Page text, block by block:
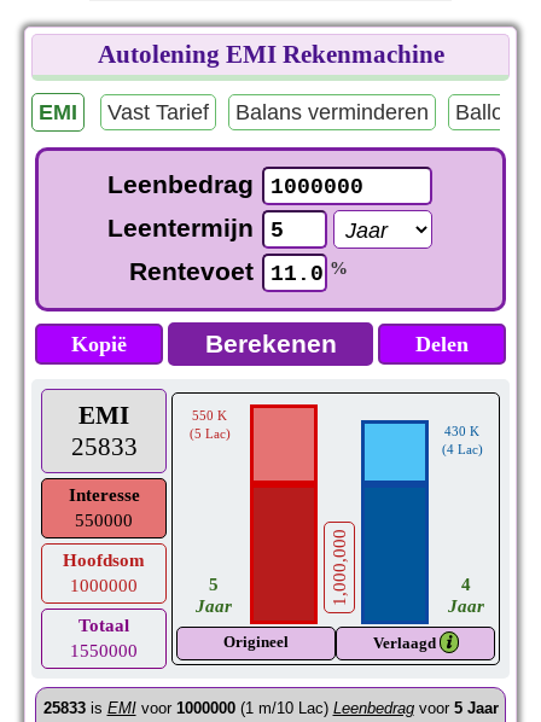
Autolening EMI Rekenmachine
EMI Vast Tarief Balans verminderen
Leenbedrag
Leentermijn
Rentevoet
%
Kopië Delen
EMI
25833
Interesse
550000
Hoofdsom
1000000
Totaal
1550000
550 K
(5 Lac)
5
Jaar
1,000,000
430 K
(4 Lac)
4
Jaar
Origineel Verlaagd 𝒊
25833is EMIvoor 1000000(1 m/10 Lac) Leenbedragvoor 5 Jaar